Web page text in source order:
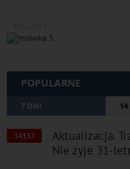
POPULARNE
7 DNI
34137
Aktualizacja.
Nie żyje 31-